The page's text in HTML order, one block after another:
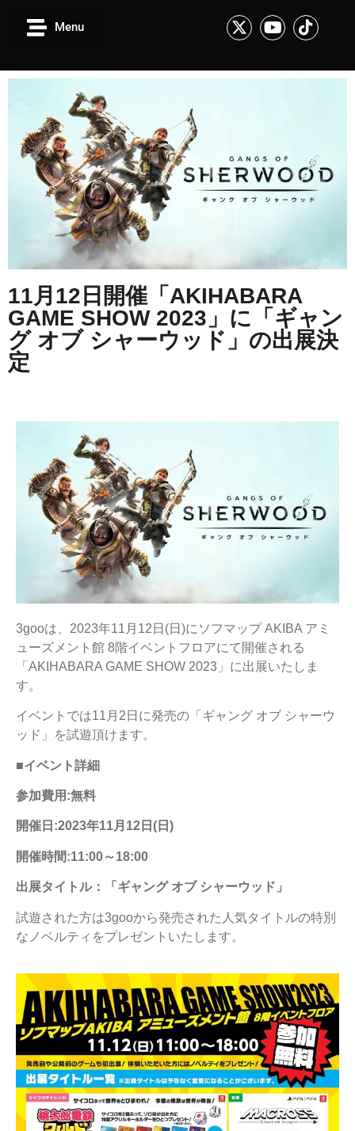
Menu
11月12日開催「AKIHABARA
GAME SHOW 2023」に「ギャン
グ オブ シャーウッド」の出展決
定
3gooは、2023年11月12日(日)にソフマップ AKIBA アミ
ューズメント館 8階イベントフロアにて開催される
「AKIHABARA GAME SHOW 2023」に出展いたしま
す。
イベントでは11月2日に発売の「ギャング オブ シャーウ
ッド」を試遊頂けます。
■イベント詳細
参加費用:無料
開催日:2023年11月12日(日)
開催時間:11:00～18:00
出展タイトル：「ギャング オブ シャーウッド」
試遊された方は3gooから発売された人気タイトルの特別
なノベルティをプレゼントいたします。